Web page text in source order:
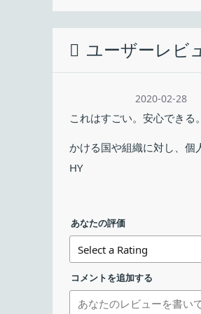
も備えています。
Tor Browser の概要
Tor（トーア）Browser は
す。訪問したサイトに IP
ません。
Tor Browser の機能（
Tor
NoScript
HTTPS-Everywhere
セキュリティ設定
ダウンロード数：
tor-browser-
tor-browser-linux-
公式サイト からダウ
インストーラを実行
して進みます。
照］をクリックして
［ インストール
ユーザーレビ
2020-02-28
これはすごい。安心でき
かける国や組織に対し、個
HY
あなたの評価
コメントを追加する